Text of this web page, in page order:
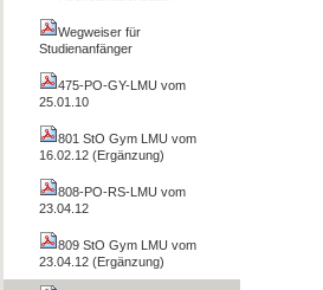
Wegweiser für
Studienanfänger
475-PO-GY-LMU vom
25.01.10
801 StO Gym LMU vom
16.02.12 (Ergänzung)
808-PO-RS-LMU vom
23.04.12
809 StO Gym LMU vom
23.04.12 (Ergänzung)